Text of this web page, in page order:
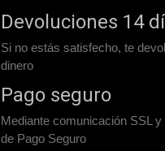
Devoluciones 14
Si no estás satisfecho, te
dinero
Pago seguro
Mediante comunicación SSL y
de Pago Seguro